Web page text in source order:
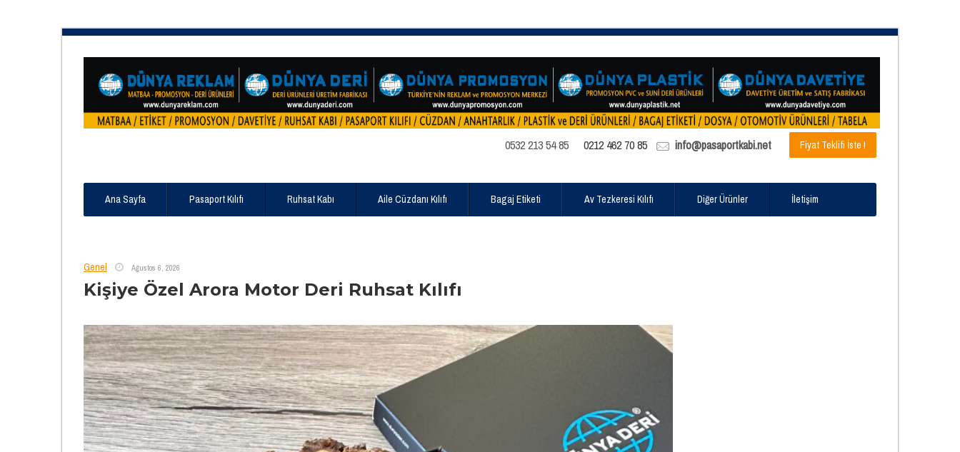
0532 213 54 85 0212 462 70 85 info@pasaportkabi.net Fiyat Teklifi İste !
Ana Sayfa Pasaport Kılıfı Ruhsat Kabı Aile Cüzdanı Kılıfı Bagaj Etiketi Av Tezkeresi Kılıfı Diğer Ürünler İletişim
Genel Ağustos 6, 2026
Kişiye Özel Arora Motor Deri Ruhsat Kılıfı